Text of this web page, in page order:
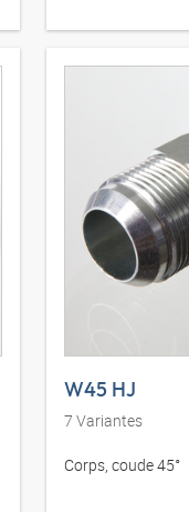
W45 HJ
7 Variantes
Corps, coude 45°